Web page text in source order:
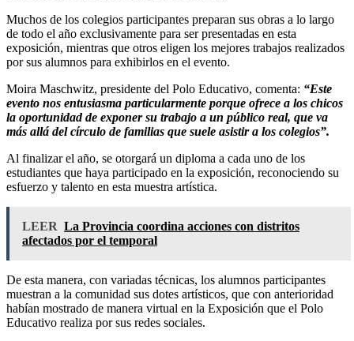
Muchos de los colegios participantes preparan sus obras a lo largo
de todo el año exclusivamente para ser presentadas en esta
exposición, mientras que otros eligen los mejores trabajos realizados
por sus alumnos para exhibirlos en el evento.
Moira Maschwitz, presidente del Polo Educativo, comenta: “Este
evento nos entusiasma particularmente porque ofrece a los chicos
la oportunidad de exponer su trabajo a un público real, que va
más allá del círculo de familias que suele asistir a los colegios”.
Al finalizar el año, se otorgará un diploma a cada uno de los
estudiantes que haya participado en la exposición, reconociendo su
esfuerzo y talento en esta muestra artística.
LEER La Provincia coordina acciones con distritos
afectados por el temporal
De esta manera, con variadas técnicas, los alumnos participantes
muestran a la comunidad sus dotes artísticos, que con anterioridad
habían mostrado de manera virtual en la Exposición que el Polo
Educativo realiza por sus redes sociales.